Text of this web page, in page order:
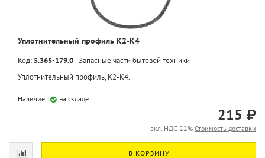
Уплотнительный профиль K2-K4
Код: 5.365-179.0 | Запасные части бытовой техники
Уплотнительный профиль, K2-K4.
Наличие: на складе
215 ₽
вкл. НДС 22% Стоимость доставки
В КОРЗИНУ